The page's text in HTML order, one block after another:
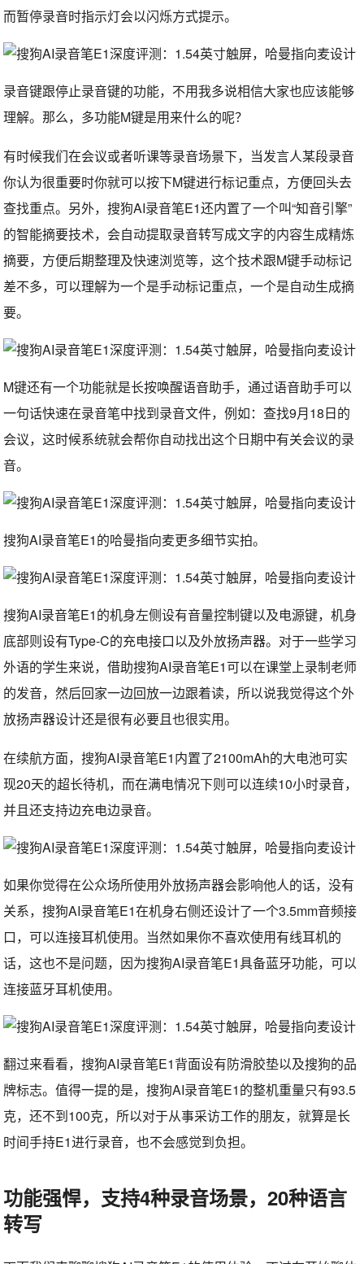
而暂停录音时指示灯会以闪烁方式提示。
录音键跟停止录音键的功能，不用我多说相信大家也应该能够
理解。那么，多功能M键是用来什么的呢？
有时候我们在会议或者听课等录音场景下，当发言人某段录音
你认为很重要时你就可以按下M键进行标记重点，方便回头去
查找重点。另外，搜狗AI录音笔E1还内置了一个叫“知音引擎”
的智能摘要技术，会自动提取录音转写成文字的内容生成精炼
摘要，方便后期整理及快速浏览等，这个技术跟M键手动标记
差不多，可以理解为一个是手动标记重点，一个是自动生成摘
要。
M键还有一个功能就是长按唤醒语音助手，通过语音助手可以
一句话快速在录音笔中找到录音文件，例如：查找9月18日的
会议，这时候系统就会帮你自动找出这个日期中有关会议的录
音。
搜狗AI录音笔E1的哈曼指向麦更多细节实拍。
搜狗AI录音笔E1的机身左侧设有音量控制键以及电源键，机身
底部则设有Type-C的充电接口以及外放扬声器。对于一些学习
外语的学生来说，借助搜狗AI录音笔E1可以在课堂上录制老师
的发音，然后回家一边回放一边跟着读，所以说我觉得这个外
放扬声器设计还是很有必要且也很实用。
在续航方面，搜狗AI录音笔E1内置了2100mAh的大电池可实
现20天的超长待机，而在满电情况下则可以连续10小时录音，
并且还支持边充电边录音。
如果你觉得在公众场所使用外放扬声器会影响他人的话，没有
关系，搜狗AI录音笔E1在机身右侧还设计了一个3.5mm音频接
口，可以连接耳机使用。当然如果你不喜欢使用有线耳机的
话，这也不是问题，因为搜狗AI录音笔E1具备蓝牙功能，可以
连接蓝牙耳机使用。
翻过来看看，搜狗AI录音笔E1背面设有防滑胶垫以及搜狗的品
牌标志。值得一提的是，搜狗AI录音笔E1的整机重量只有93.5
克，还不到100克，所以对于从事采访工作的朋友，就算是长
时间手持E1进行录音，也不会感觉到负担。
功能强悍，支持4种录音场景，20种语言
转写